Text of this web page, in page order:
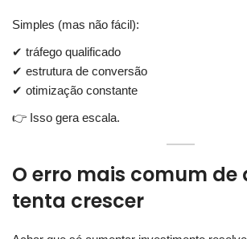
Simples (mas não fácil):
✔ tráfego qualificado
✔ estrutura de conversão
✔ otimização constante
👉 Isso gera escala.
O erro mais comum de
tenta crescer